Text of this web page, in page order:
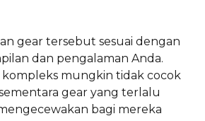
gear tersebut sesuai dengan
dan pengalaman Anda.
kompleks mungkin tidak cocok
gear yang terlalu
bagi mereka